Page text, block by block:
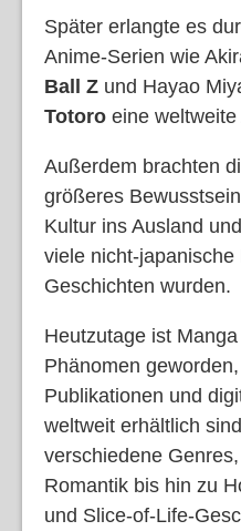
Später erlangte es
Anime-Serien wie
Ball Z und Hayao
Totoro eine
Außerdem brachten
größeres
Kultur ins Ausland
viele nicht-
Geschichten wurden.
Heutzutage ist
Phänomen
Publikationen und
weltweit erhältlich
verschiedene
Romantik bis hin zu
und Slice-of-Life-